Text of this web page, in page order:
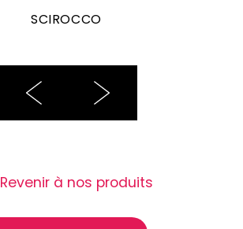
SCIROCCO
Revenir à nos produits